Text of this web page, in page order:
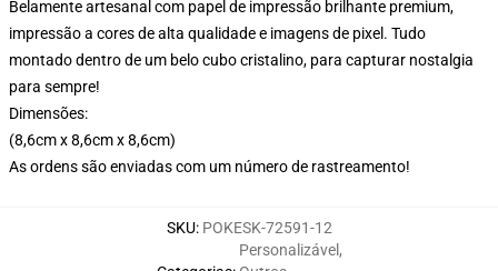
Belamente artesanal com papel de impressão brilhante premium,
impressão a cores de alta qualidade e imagens de pixel. Tudo
montado dentro de um belo cubo cristalino, para capturar nostalgia
para sempre!
Dimensões:
(8,6cm x 8,6cm x 8,6cm)
As ordens são enviadas com um número de rastreamento!
SKU: POKESK-72591-12
Personalizável ,